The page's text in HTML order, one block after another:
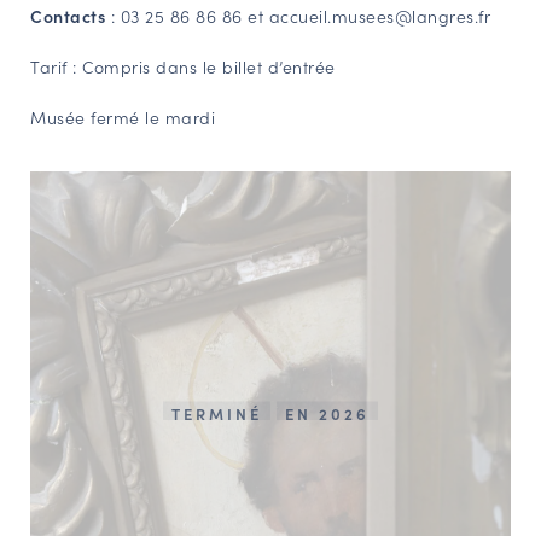
Contacts : 03 25 86 86 86 et accueil.musees@langres.fr
Tarif : Compris dans le billet d’entrée
Musée fermé le mardi
TERMINÉ EN 2026